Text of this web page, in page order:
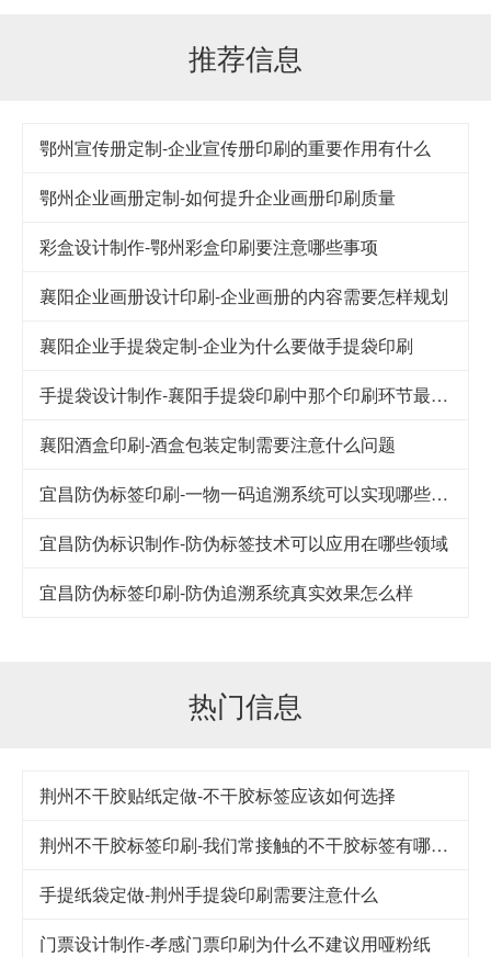
推荐信息
鄂州宣传册定制-企业宣传册印刷的重要作用有什么
鄂州企业画册定制-如何提升企业画册印刷质量
彩盒设计制作-鄂州彩盒印刷要注意哪些事项
襄阳企业画册设计印刷-企业画册的内容需要怎样规划
襄阳企业手提袋定制-企业为什么要做手提袋印刷
手提袋设计制作-襄阳手提袋印刷中那个印刷环节最重要
襄阳酒盒印刷-酒盒包装定制需要注意什么问题
宜昌防伪标签印刷-一物一码追溯系统可以实现哪些功能
宜昌防伪标识制作-防伪标签技术可以应用在哪些领域
宜昌防伪标签印刷-防伪追溯系统真实效果怎么样
热门信息
荆州不干胶贴纸定做-不干胶标签应该如何选择
荆州不干胶标签印刷-我们常接触的不干胶标签有哪几类
手提纸袋定做-荆州手提袋印刷需要注意什么
门票设计制作-孝感门票印刷为什么不建议用哑粉纸